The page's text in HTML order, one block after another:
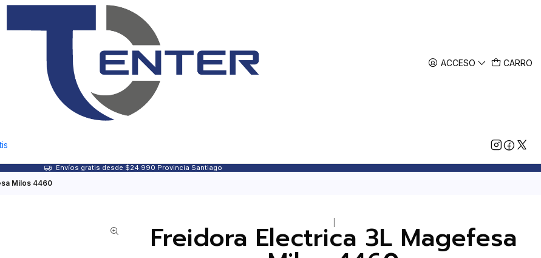
ACCESO CARRO
Envíos gratis desde $24.990 Provincia Santiago
Milos 4460
Freidora Electrica 3L Magefesa